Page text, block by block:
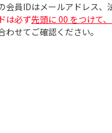
会員IDはメールアドレス、
は必ず先頭に 00 をつけて
わせてご確認ください。